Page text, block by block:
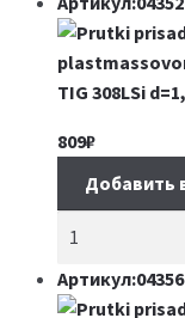
TIG 308LSi
809₽
Добавить
Артикул:04356